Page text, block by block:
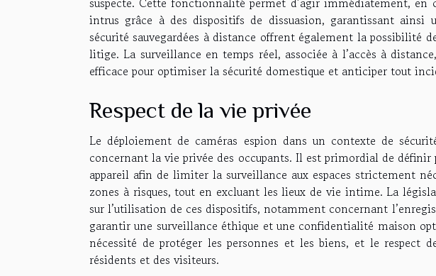
intrus grâce à des dispositifs de dissuasion, garantissant ainsi
sécurité sauvegardées à distance offrent également la possibilité
litige. La surveillance en temps réel, associée à l’accès à
efficace pour optimiser la sécurité domestique et anticiper tout
Respect de la vie privée
Le déploiement de caméras espion dans un contexte de
concernant la vie privée des occupants. Il est primordial de
appareil afin de limiter la surveillance aux espaces strictement
zones à risques, tout en excluant les lieux de vie intime. La
sur l’utilisation de ces dispositifs, notamment concernant
garantir une surveillance éthique et une confidentialité maison
nécessité de protéger les personnes et les biens, et le respect
résidents et des visiteurs.